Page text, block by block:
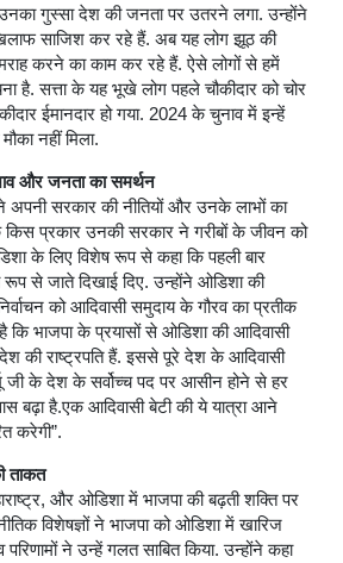
गुस्सा देश की जनता पर उतरने लगा. उन्होंने
साजिश कर रहे हैं. अब यह लोग झूठ की
करने का काम कर रहे हैं. ऐसे लोगों से हमें
है. सत्ता के यह भूखे लोग पहले चौकीदार को चोर
ईमानदार हो गया. 2024 के चुनाव में इन्हें
नहीं मिला.
और जनता का समर्थन
अपनी सरकार की नीतियों और उनके लाभों का
किस प्रकार उनकी सरकार ने गरीबों के जीवन को
के लिए विशेष रूप से कहा कि पहली बार
रूप से जाते दिखाई दिए. उन्होंने ओडिशा की
को आदिवासी समुदाय के गौरव का प्रतीक
कि भाजपा के प्रयासों से ओडिशा की आदिवासी
की राष्ट्रपति हैं. इससे पूरे देश के आदिवासी
जी के देश के सर्वोच्च पद पर आसीन होने से हर
बढ़ा है.एक आदिवासी बेटी की ये यात्रा आने
करेगी”.
ताकत
और ओडिशा में भाजपा की बढ़ती शक्ति पर
विशेषज्ञों ने भाजपा को ओडिशा में खारिज
ने उन्हें गलत साबित किया. उन्होंने कहा